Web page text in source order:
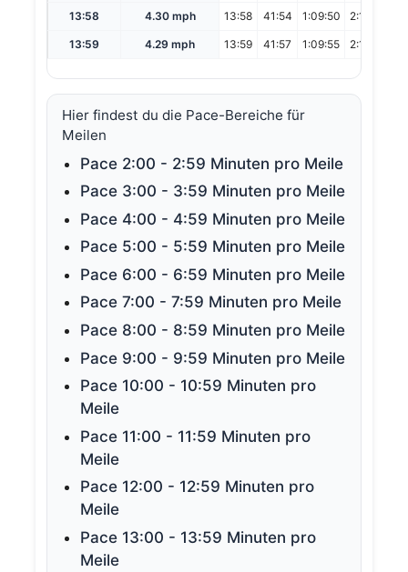
13:58 4.30 mph 13:58 41:54 1:09:50 2:19:40
13:59 4.29 mph 13:59 41:57 1:09:55 2:19:50
Hier findest du die Pace-Bereiche für
Meilen
Pace 2:00 - 2:59 Minuten pro Meile
Pace 3:00 - 3:59 Minuten pro Meile
Pace 4:00 - 4:59 Minuten pro Meile
Pace 5:00 - 5:59 Minuten pro Meile
Pace 6:00 - 6:59 Minuten pro Meile
Pace 7:00 - 7:59 Minuten pro Meile
Pace 8:00 - 8:59 Minuten pro Meile
Pace 9:00 - 9:59 Minuten pro Meile
Pace 10:00 - 10:59 Minuten pro
Meile
Pace 11:00 - 11:59 Minuten pro
Meile
Pace 12:00 - 12:59 Minuten pro
Meile
Pace 13:00 - 13:59 Minuten pro
Meile